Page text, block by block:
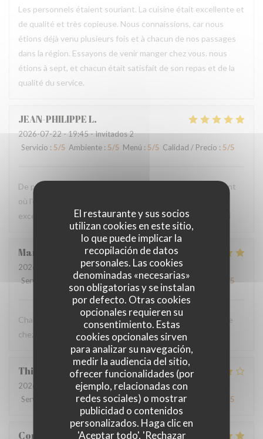
El restaurante y sus socios
utilizan cookies en este sitio,
lo que puede implicar la
recopilación de datos
personales. Las cookies
denominadas «necesarias»
son obligatorias y se instalan
por defecto. Otras cookies
opcionales requieren su
consentimiento. Estas
cookies opcionales sirven
para analizar su navegación,
medir la audiencia del sitio,
ofrecer funcionalidades (por
ejemplo, relacionadas con
redes sociales) o mostrar
publicidad o contenidos
personalizados. Haga clic en
'Aceptar todo', 'Rechazar
Les personnels étaient souriant. La cuisine était excellente et
de qualité et très copieuse. Nous connaissions, car nous
étions déjà venu plusieurs fois et à chacun de nos passages
dans la région. Essayons de venir manger chez vous. nous
étions à sept, et chacun était satisfait de son repas et de la
qualité du service.
JEAN-PHILIPPEL
2026-07-22- 19:45 - Invitados 2
Servicio : 5/5 Ambiente : 5/5 Menú : 5/5 Calidad / Precio : 5/5
De passage à Arras, mon choix s'est porté sur ce restaurant
où l'on peut trouver des spécialités de la région. Repas
excellent et original, très bon accueil, déco originale. Merci
Marie pierre D
2026-07-20
- 19:30 - Invitados 4
Servicio
Ambiente: 5/5 Menú:5/5 Calidad / Precio /5
Chaque fois qu’on vient au Mainsquare ou à Arras on passe
chez vous ❤️🌻incontournable
Thierry
2026-07-19
- 13:00 - Invitados 2
Servicio
Ambiente : 3/5 Menú :3/5 Calidad / Precio /5
Corentin